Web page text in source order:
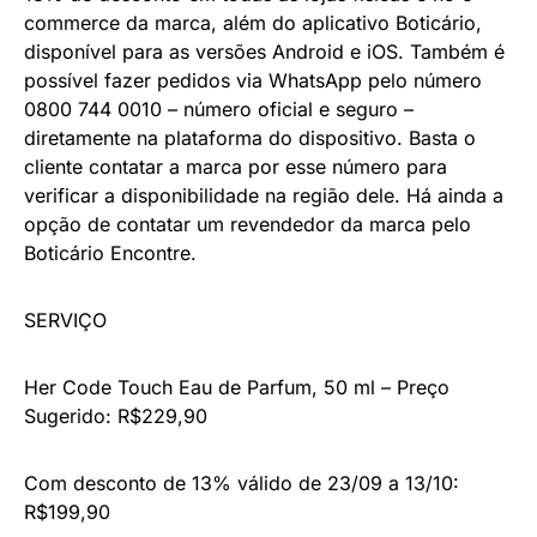
commerce da marca, além do aplicativo Boticário,
disponível para as versões Android e iOS. Também é
possível fazer pedidos via WhatsApp pelo número
0800 744 0010 – número oficial e seguro –
diretamente na plataforma do dispositivo. Basta o
cliente contatar a marca por esse número para
verificar a disponibilidade na região dele. Há ainda a
opção de contatar um revendedor da marca pelo
Boticário Encontre.
SERVIÇO
Her Code Touch Eau de Parfum, 50 ml – Preço
Sugerido: R$229,90
Com desconto de 13% válido de 23/09 a 13/10:
R$199,90